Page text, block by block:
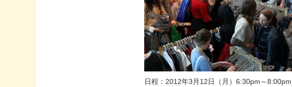
日程：2012年3月12日（月）6:30pm～